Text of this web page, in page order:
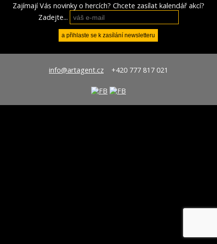
Zajímají Vás novinky o hercích? Chcete zasílat kalendář akcí?
Zadejte...
info@artagent.cz+420 777 817 021